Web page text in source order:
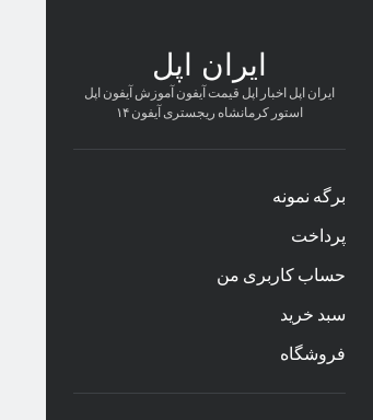
ایران اپل
ایران اپل اخبار اپل قیمت آیفون آموزش آیفون اپل
استور کرمانشاه ریجستری آیفون ۱۴
برگه نمونه
پرداخت
حساب کاربری من
سبد خرید
فروشگاه